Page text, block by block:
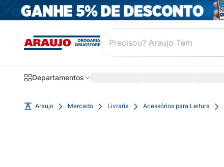
Departamentos
Araujo Mercado Livraria Acessórios para Leitura